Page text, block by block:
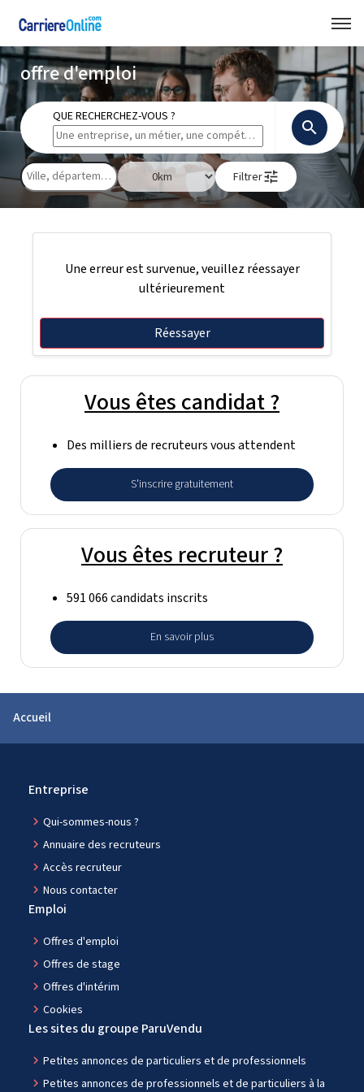
offre d'emploi
QUE RECHERCHEZ-VOUS ?
search
Filtrertune
Une erreur est survenue, veuillez réessayer
ultérieurement
Réessayer
Vous êtes candidat ?
Des milliers de recruteurs vous attendent
S'inscrire gratuitement
Vous êtes recruteur ?
591 066 candidats inscrits
En savoir plus
Accueil
Entreprise
navigate_next Qui-sommes-nous ?
navigate_next Annuaire des recruteurs
navigate_next Accès recruteur
navigate_next Nous contacter
Emploi
navigate_next Offres d'emploi
navigate_next Offres de stage
navigate_next Offres d'intérim
navigate_next Cookies
Les sites du groupe ParuVendu
navigate_next Petites annonces de particuliers et de professionnels
navigate_next Petites annonces de professionnels et de particuliers à la